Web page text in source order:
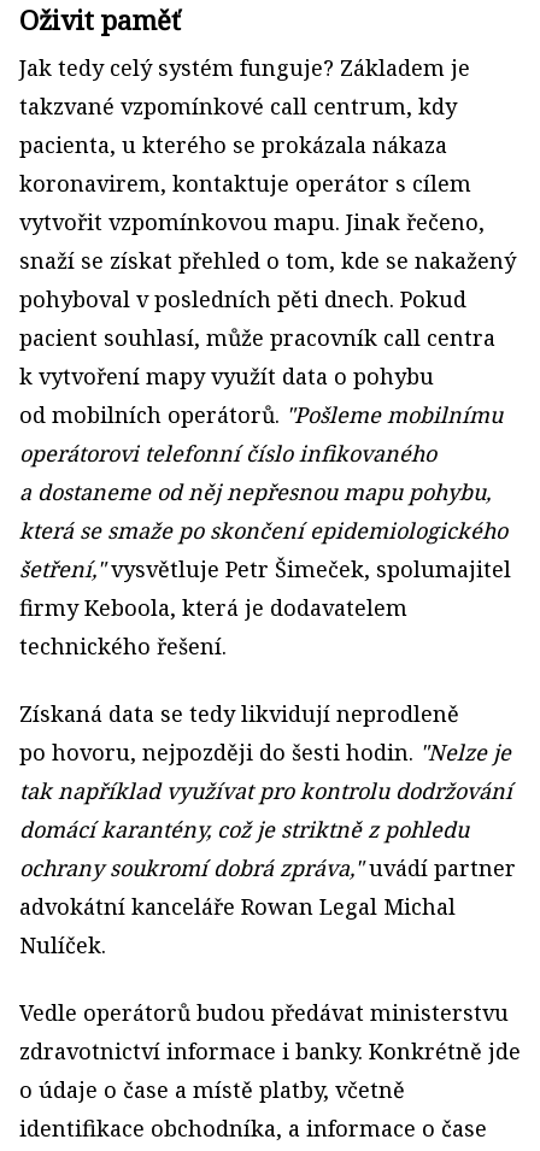
Oživit paměť
Jak tedy celý systém funguje? Základem je
takzvané vzpomínkové call centrum, kdy
pacienta, u kterého se prokázala nákaza
koronavirem, kontaktuje operátor s cílem
vytvořit vzpomínkovou mapu. Jinak řečeno,
snaží se získat přehled o tom, kde se nakažený
pohyboval v posledních pěti dnech. Pokud
pacient souhlasí, může pracovník call centra
k vytvoření mapy využít data o pohybu
od mobilních operátorů. "Pošleme mobilnímu
operátorovi telefonní číslo infikovaného
a dostaneme od něj nepřesnou mapu pohybu,
která se smaže po skončení epidemiologického
šetření,"vysvětluje Petr Šimeček, spolumajitel
firmy Keboola, která je dodavatelem
technického řešení.
Získaná data se tedy likvidují neprodleně
po hovoru, nejpozději do šesti hodin. "Nelze je
tak například využívat pro kontrolu dodržování
domácí karantény, což je striktně z pohledu
ochrany soukromí dobrá zpráva,"uvádí partner
advokátní kanceláře Rowan Legal Michal
Nulíček.
Vedle operátorů budou předávat ministerstvu
zdravotnictví informace i banky. Konkrétně jde
o údaje o čase a místě platby, včetně
identifikace obchodníka, a informace o čase